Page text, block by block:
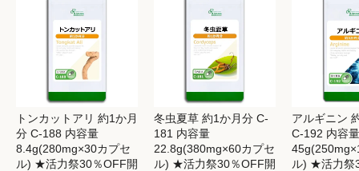
トンカットアリ 約1か月
分 C-188 内容量
8.4g(280mg×30カプセ
ル) ★活力祭30％OFF開
冬虫夏草 約1か月分 C-
181 内容量
22.8g(380mg×60カプセ
ル) ★活力祭30％OFF開
アルギニン
C-192 内容量
ル) ★活力祭